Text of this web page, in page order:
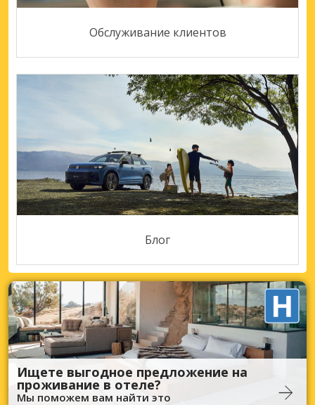
Обслуживание клиентов
Блог
Ищете выгодное предложение на
проживание в отеле?
Мы поможем вам найти это